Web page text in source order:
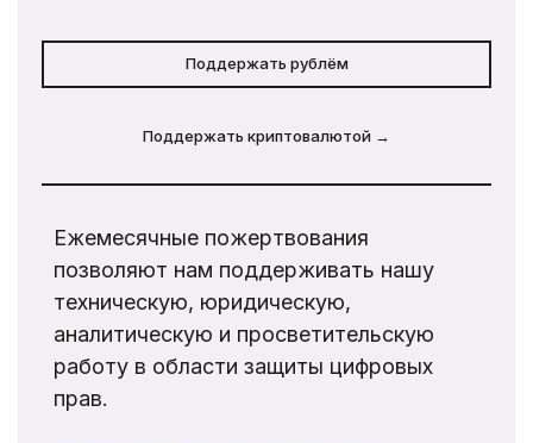
Поддержать рублём
Поддержать криптовалютой →
Ежемесячные пожертвования
позволяют нам поддерживать нашу
техническую, юридическую,
аналитическую и просветительскую
работу в области защиты цифровых
прав.